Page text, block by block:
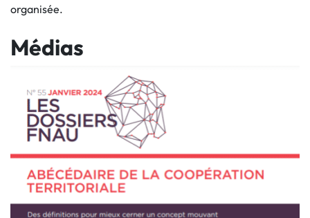
organisée.
Médias